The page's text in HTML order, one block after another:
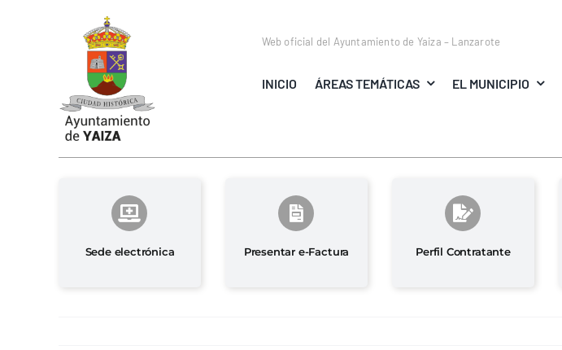
Web oficial del Ayuntamiento de Yaiza – Lanzarote
INICIO ÁREAS TEMÁTICAS EL MUNICIPIO
Sede electrónica Presentar e-Factura Perfil Contratante